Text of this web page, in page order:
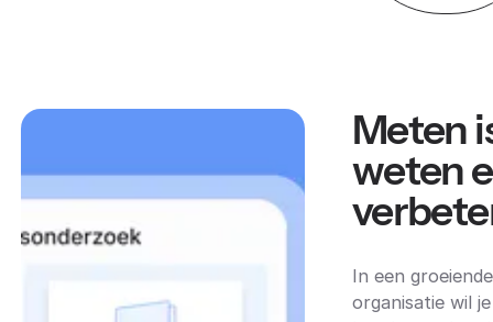
Meten
weten
In een groeiende
organisatie wil